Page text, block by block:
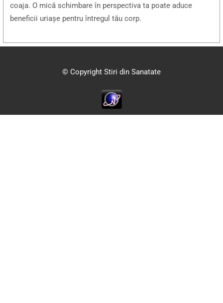
coaja. O mică schimbare în perspectiva ta poate aduce
beneficii uriașe pentru întregul tău corp.
© Copyright Stiri din Sanatate